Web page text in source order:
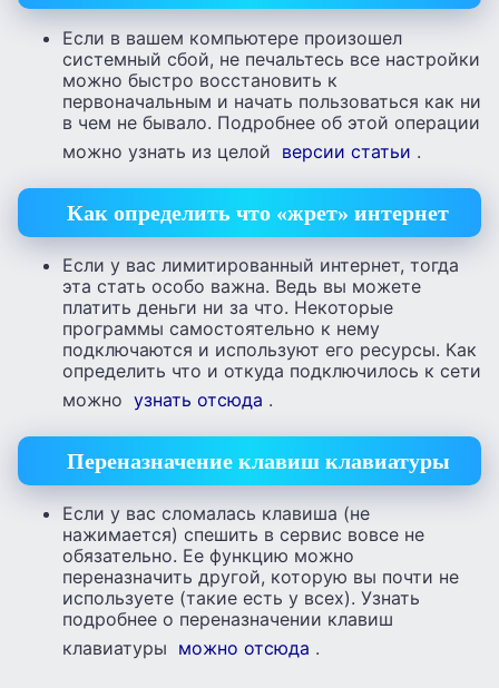
Если в вашем компьютере произошел
системный сбой, не печальтесь все настройки
можно быстро восстановить к
первоначальным и начать пользоваться как ни
в чем не бывало. Подробнее об этой операции
можно узнать из целой версии статьи .
Как определить что «жрет» интернет
Если у вас лимитированный интернет, тогда
эта стать особо важна. Ведь вы можете
платить деньги ни за что. Некоторые
программы самостоятельно к нему
подключаются и используют его ресурсы. Как
определить что и откуда подключилось к сети
можно узнать отсюда .
Переназначение клавиш клавиатуры
Если у вас сломалась клавиша (не
нажимается) спешить в сервис вовсе не
обязательно. Ее функцию можно
переназначить другой, которую вы почти не
используете (такие есть у всех). Узнать
подробнее о переназначении клавиш
клавиатуры можно отсюда .